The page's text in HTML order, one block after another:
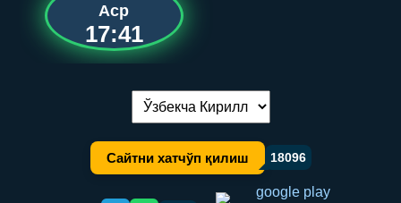
Аср
17:41
Тилни алмаштириш:
Сайтни хатчўп қилиш 18096